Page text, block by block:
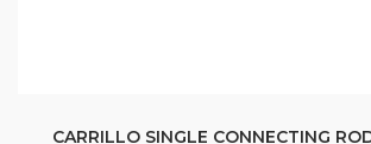
CARRILLO SINGLE CONNECTING